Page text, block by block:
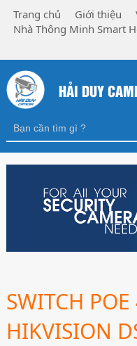
Trang chủ Giới thiệu
Nhà Thông Minh Smart
HẢI DUY
SWITCH
HIKVISION